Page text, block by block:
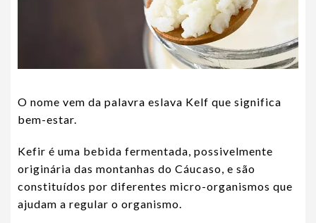
O nome vem da palavra eslava Kelf que significa
bem-estar.
Kefir é uma bebida fermentada, possivelmente
originária das montanhas do Cáucaso, e são
constituídos por diferentes micro-organismos que
ajudam a regular o organismo.